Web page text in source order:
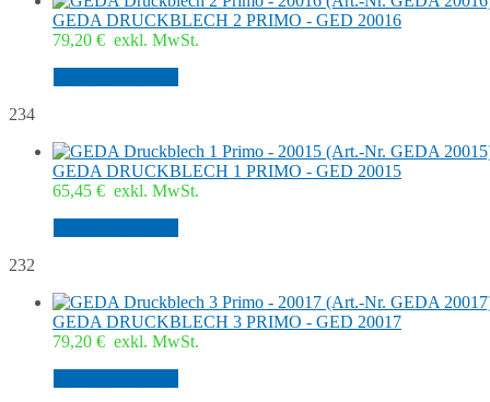
GEDA DRUCKBLECH 2 PRIMO - GED 20016
79,20 € exkl. MwSt.
234
GEDA DRUCKBLECH 1 PRIMO - GED 20015
65,45 € exkl. MwSt.
232
GEDA DRUCKBLECH 3 PRIMO - GED 20017
79,20 € exkl. MwSt.